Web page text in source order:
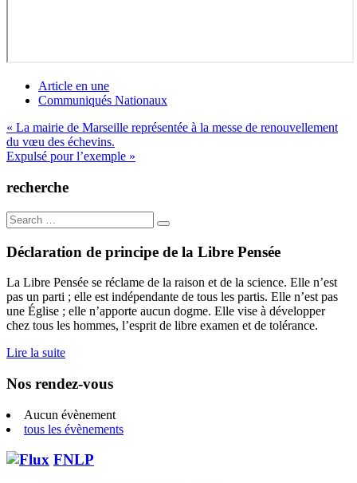
Article en une
Communiqués Nationaux
Navigation
de
« La mairie de Marseille représentée à la messe de renouvellement
du vœu des échevins.
Expulsé pour l’exemple »
recherche
Search
for:
Déclaration de principe de la Libre Pensée
La Libre Pensée se réclame de la raison et de la science. Elle n’est
pas un parti ; elle est indépendante de tous les partis. Elle n’est pas
une Église ; elle n’apporte aucun dogme. Elle vise à développer
chez tous les hommes, l’esprit de libre examen et de tolérance.
Lire la suite
Nos rendez-vous
Aucun évènement
tous les évènements
FNLP